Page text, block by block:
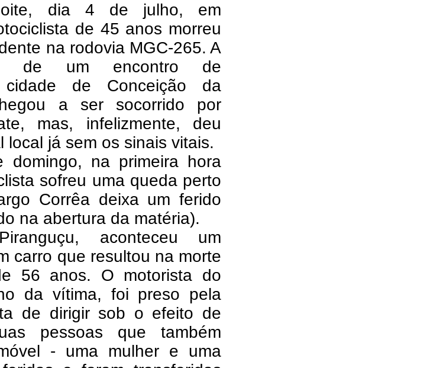
dia 4 de julho, em
de 45 anos morreu
na rodovia MGC-265. A
de um encontro de
cidade de Conceição da
a ser socorrido por
mas, infelizmente, deu
local já sem os sinais vitais.
domingo, na primeira hora
sofreu uma queda perto
Corrêa deixa um ferido
na abertura da matéria).
aconteceu um
carro que resultou na morte
56 anos. O motorista do
da vítima, foi preso pela
de dirigir sob o efeito de
pessoas que também
- uma mulher e uma